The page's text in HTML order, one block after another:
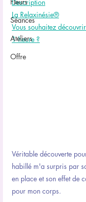
Fleurs
Séances
Ateliers
Offre
Description
La Relaxinésie®
Vous souhaitez
1 heure ?
Véritable découverte
habillé m'a surpris par
en place et son effet de
pour mon corps.